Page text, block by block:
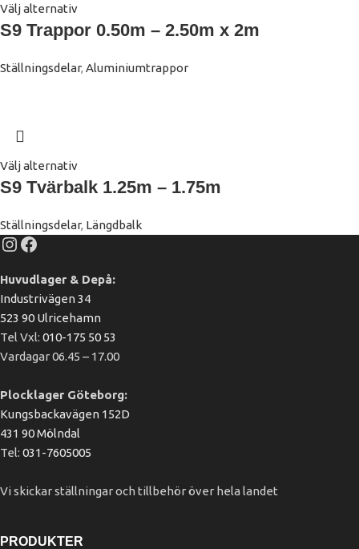
Välj alternativ
S9 Trappor 0.50m – 2.50m x 2m
Ställningsdelar, Aluminiumtrappor
Välj alternativ
S9 Tvärbalk 1.25m – 1.75m
Ställningsdelar, Längdbalk
Huvudlager & Depå:
Industrivägen 34
523 90 Ulricehamn
Tel Vxl: 010-175 50 53
Vardagar 06.45 – 17.00
Plocklager Göteborg:
Kungsbackavägen 152D
431 90 Mölndal
Tel: 031-7605005
Vi skickar ställningar och tillbehör över hela landet
PRODUKTER